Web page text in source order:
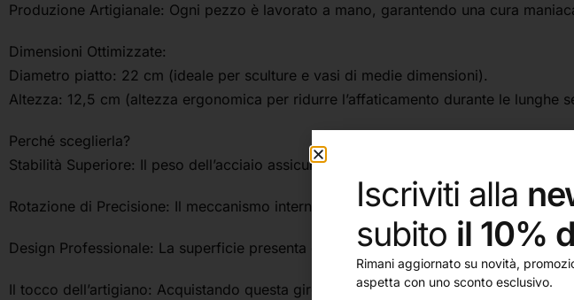
Produzione Artigianale: Ogni pezzo è lavorato a mano, garantendo una cura
Dimensioni Ottimizzate:
Diametro piatto: 22 cm (ideale per sculture e vasi di medie dimensioni).
Altezza: 12,5 cm (altezza ergonomica per ridurre l’affaticamento durante le lunghe
Perché sceglierla?
Stabilità Superiore: Il peso dell’acciaio assicura che la base resti salda sul piano
Rotazione di Precisione: Il meccanismo interno è studiato per offrire un
Design Professionale: La superficie presenta dei solchi concentrici che aiutano a
Il tocco dell’artigiano: Acquistando questa girella, non compri solo un attrezzo,
Iscriviti alla
subito il 10%
Rimani aggiornato su novità,
aspetta con uno sconto esclusivo.